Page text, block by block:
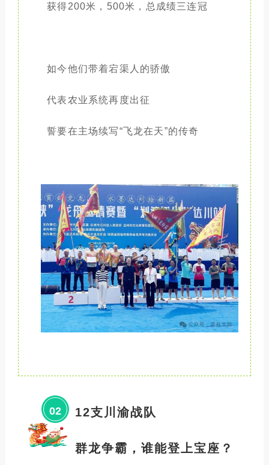
获得200米，500米，总成绩三连冠
如今他们带着宕渠人的骄傲
代表农业系统再度出征
誓要在主场续写“飞龙在天”的传奇
02 12支川渝战队
群龙争霸，谁能登上宝座？